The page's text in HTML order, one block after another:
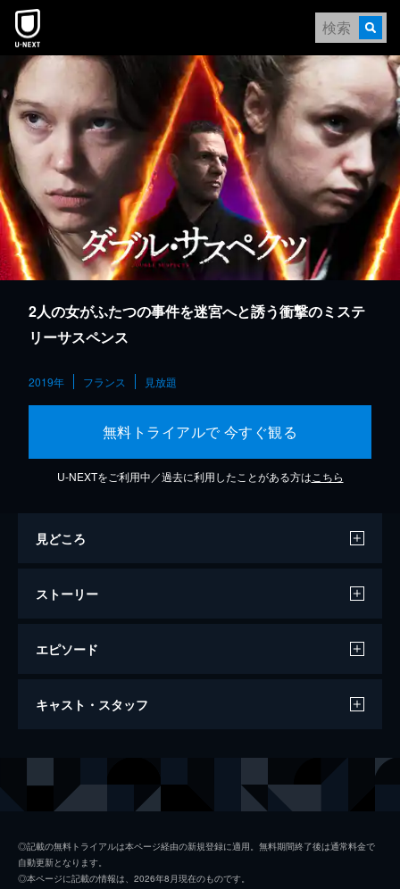
本文へスキップ
2人の女がふたつの事件を迷宮へと誘う衝撃のミステ
リーサスペンス
2019年 フランス 見放題
無料トライアルで 今すぐ観る
U-NEXTをご利用中／過去に利用したことがある方は こちら
見どころ
ストーリー
エピソード
ダブル・サスペクツ
キャスト・スタッフ
レア・セドゥ
◎記載の無料トライアルは本ページ経由の新規登録に適用。無料期間終了後は通常料金で
自動更新となります。
◎本ページに記載の情報は、2026年8月現在のものです。